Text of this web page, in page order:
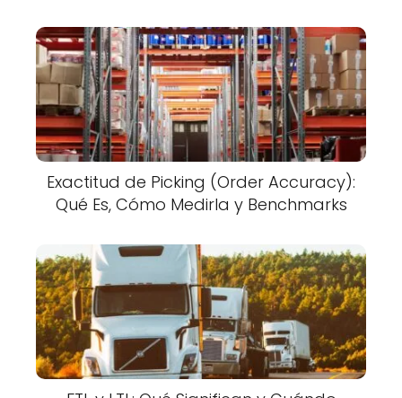
Exactitud de Picking (Order Accuracy):
Qué Es, Cómo Medirla y Benchmarks